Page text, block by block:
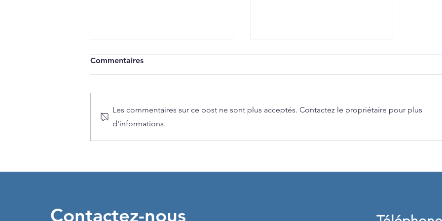
Commentaires
Les commentaires sur ce post ne sont plus acceptés. Contactez le propriétaire pour plus
d'informations.
Contactez-nous